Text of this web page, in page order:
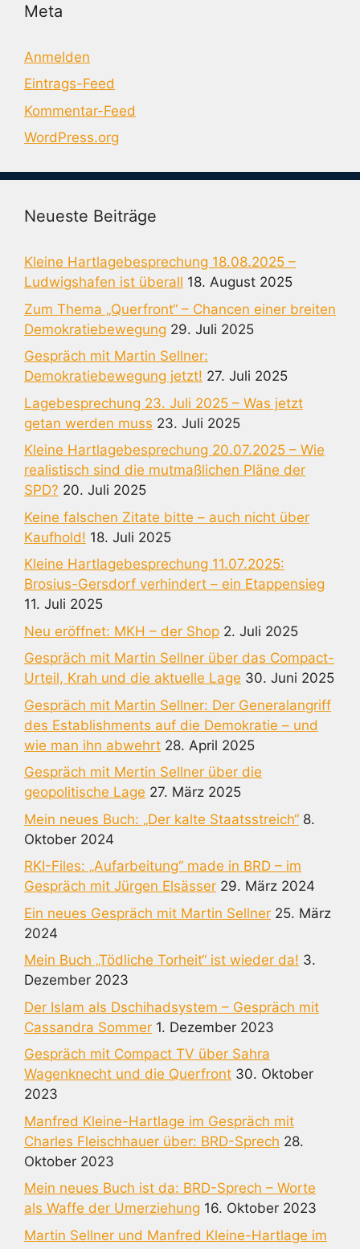
Meta
Anmelden
Eintrags-Feed
Kommentar-Feed
WordPress.org
Neueste Beiträge
Kleine Hartlagebesprechung 18.08.2025 –
Ludwigshafen ist überall 18. August 2025
Zum Thema „Querfront“ – Chancen einer breiten
Demokratiebewegung 29. Juli 2025
Gespräch mit Martin Sellner:
Demokratiebewegung jetzt! 27. Juli 2025
Lagebesprechung 23. Juli 2025 – Was jetzt
getan werden muss 23. Juli 2025
Kleine Hartlagebesprechung 20.07.2025 – Wie
realistisch sind die mutmaßlichen Pläne der
SPD? 20. Juli 2025
Keine falschen Zitate bitte – auch nicht über
Kaufhold! 18. Juli 2025
Kleine Hartlagebesprechung 11.07.2025:
Brosius-Gersdorf verhindert – ein Etappensieg
11. Juli 2025
Neu eröffnet: MKH – der Shop 2. Juli 2025
Gespräch mit Martin Sellner über das Compact-
Urteil, Krah und die aktuelle Lage 30. Juni 2025
Gespräch mit Martin Sellner: Der Generalangriff
des Establishments auf die Demokratie – und
wie man ihn abwehrt 28. April 2025
Gespräch mit Mertin Sellner über die
geopolitische Lage 27. März 2025
Mein neues Buch: „Der kalte Staatsstreich“ 8.
Oktober 2024
RKI-Files: „Aufarbeitung“ made in BRD – im
Gespräch mit Jürgen Elsässer 29. März 2024
Ein neues Gespräch mit Martin Sellner 25. März
2024
Mein Buch „Tödliche Torheit“ ist wieder da! 3.
Dezember 2023
Der Islam als Dschihadsystem – Gespräch mit
Cassandra Sommer 1. Dezember 2023
Gespräch mit Compact TV über Sahra
Wagenknecht und die Querfront 30. Oktober
2023
Manfred Kleine-Hartlage im Gespräch mit
Charles Fleischhauer über: BRD-Sprech 28.
Oktober 2023
Mein neues Buch ist da: BRD-Sprech – Worte
als Waffe der Umerziehung 16. Oktober 2023
Martin Sellner und Manfred Kleine-Hartlage im